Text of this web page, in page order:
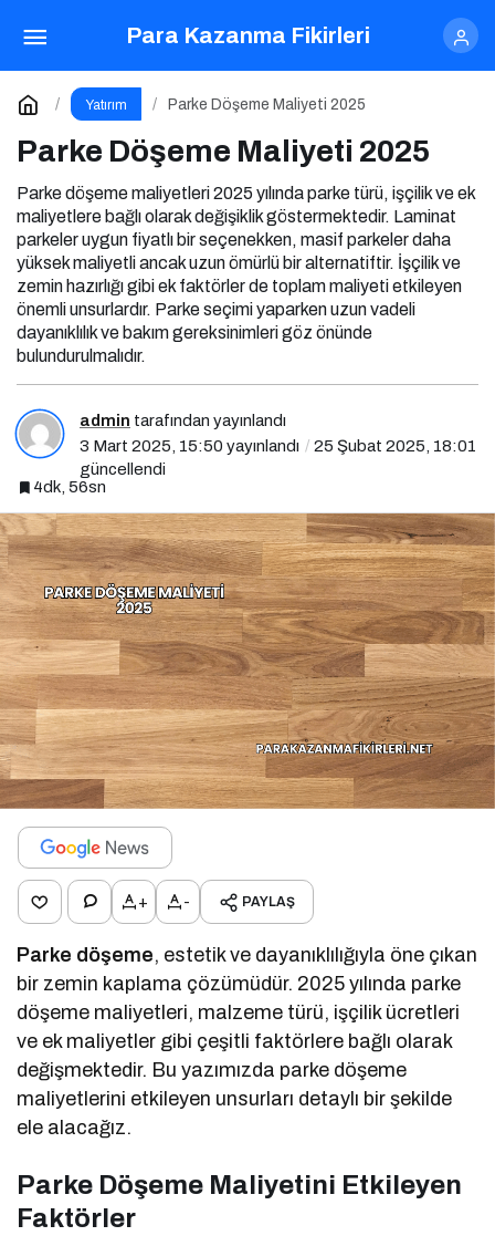
Para Kazanma Fikirleri
Yatırım Parke Döşeme Maliyeti 2025
Parke Döşeme Maliyeti 2025
Parke döşeme maliyetleri 2025 yılında parke türü, işçilik ve ek
maliyetlere bağlı olarak değişiklik göstermektedir. Laminat
parkeler uygun fiyatlı bir seçenekken, masif parkeler daha
yüksek maliyetli ancak uzun ömürlü bir alternatiftir. İşçilik ve
zemin hazırlığı gibi ek faktörler de toplam maliyeti etkileyen
önemli unsurlardır. Parke seçimi yaparken uzun vadeli
dayanıklılık ve bakım gereksinimleri göz önünde
bulundurulmalıdır.
admin tarafından yayınlandı
3 Mart 2025, 15:50 yayınlandı
25 Şubat 2025, 18:01
güncellendi
4dk, 56sn
+ - PAYLAŞ
Parke döşeme, estetik ve dayanıklılığıyla öne çıkan
bir zemin kaplama çözümüdür. 2025 yılında parke
döşeme maliyetleri, malzeme türü, işçilik ücretleri
ve ek maliyetler gibi çeşitli faktörlere bağlı olarak
değişmektedir. Bu yazımızda parke döşeme
maliyetlerini etkileyen unsurları detaylı bir şekilde
ele alacağız.
Parke Döşeme Maliyetini Etkileyen
Faktörler
Parke Döşeme Maliyeti 2025
Yorum Yap